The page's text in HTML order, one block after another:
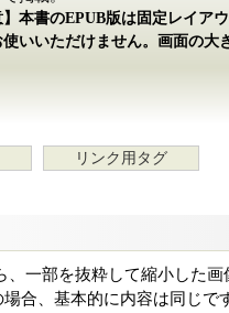
】本書のEPUB版は固定レイア
使いいただけません。画面の大
リンク用タグ
一部を抜粋して縮小した画
合、基本的に内容は同じ